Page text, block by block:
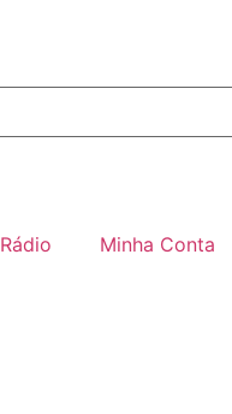
Rádio Minha Conta